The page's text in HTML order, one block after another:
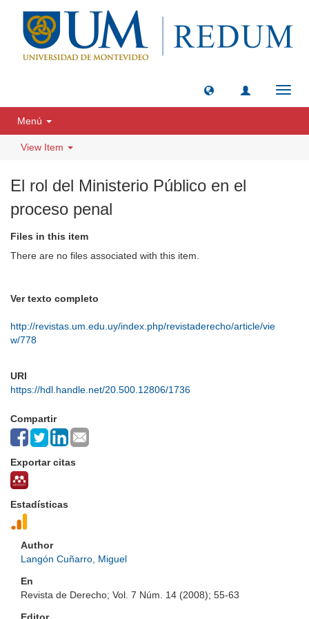
Menú
View Item
El rol del Ministerio Público en el
proceso penal
Files in this item
There are no files associated with this item.
Ver texto completo
http://revistas.um.edu.uy/index.php/revistaderecho/article/vie
w/778
URI
https://hdl.handle.net/20.500.12806/1736
Compartir
Exportar citas
Estadísticas
Author
Langón Cuñarro, Miguel
En
Revista de Derecho; Vol. 7 Núm. 14 (2008); 55-63